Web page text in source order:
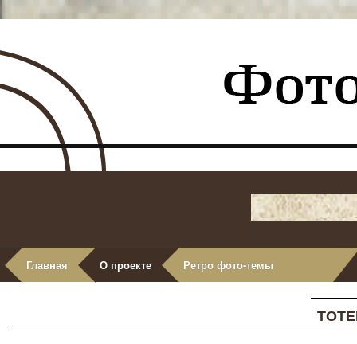
Главная О проекте Ретро фото-темы